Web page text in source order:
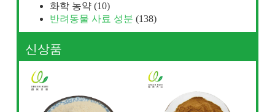
화학 농약 (10)
반려동물 사료 성분 (138)
신상품